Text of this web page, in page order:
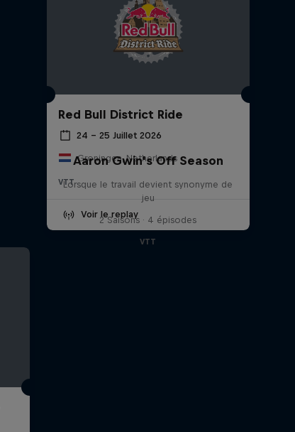
Red Bull District Ride
24 – 25 Juillet 2026
Groningen, Netherlands
VTT
Voir le replay
Aaron Gwin's Off Season
Lorsque le travail devient synonyme de
jeu
2 Saisons · 4 épisodes
VTT